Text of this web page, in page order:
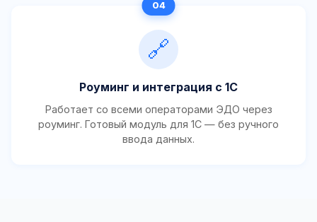
🔗
Роуминг и интеграция с 1С
Работает со всеми операторами ЭДО через
роуминг. Готовый модуль для 1С — без ручного
ввода данных.